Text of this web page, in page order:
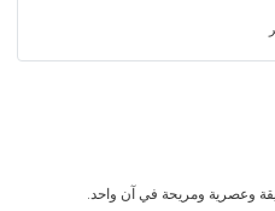
وعصرية ومريحة في آن واحد.